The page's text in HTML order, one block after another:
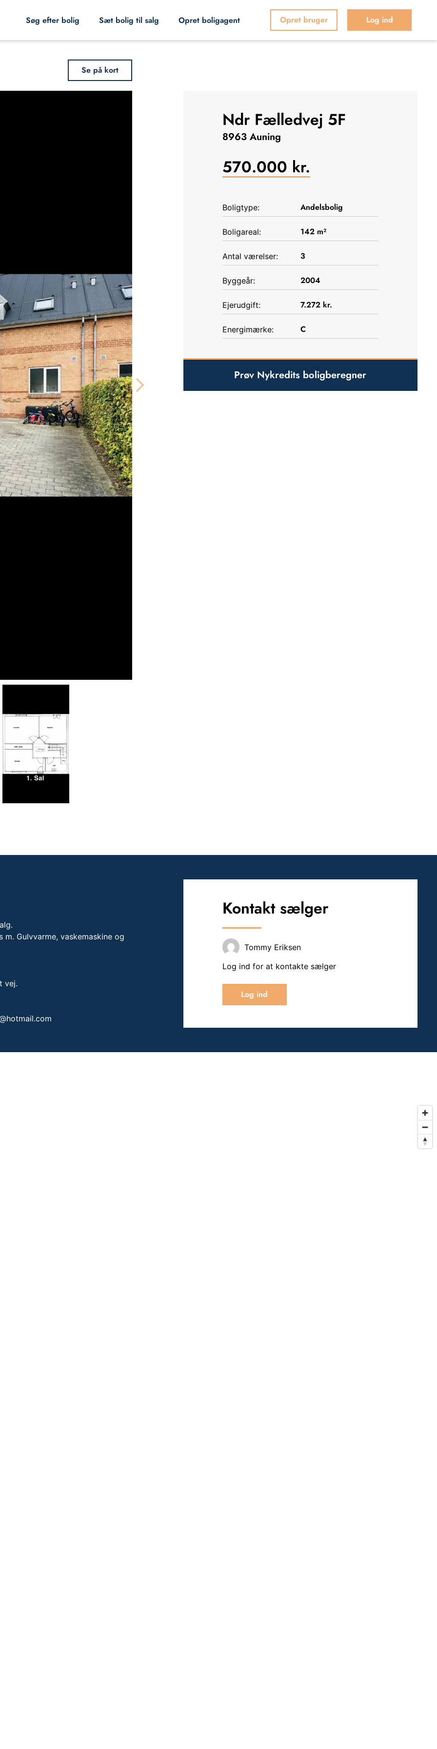
Opret bruger Log ind
Søg efter bolig Sæt bolig til salg Opret boligagent
Se på kort
Ndr Fælledvej 5F
8963 Auning
570.000 kr.
Boligtype: Andelsbolig
Boligareal: 142m²
Antal værelser: 3
Byggeår: 2004
Ejerudgift: 7.272kr.
Energimærke: C
Prøv Nykredits boligberegner
Gulvvarme, vaskemaskine og
vej.
Kontakt sælger
Tommy Eriksen
Log ind for at kontakte sælger
Log ind